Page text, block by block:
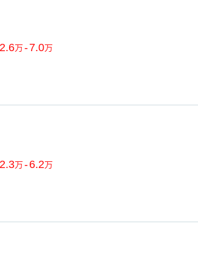
2.6万-7.0万
2.3万-6.2万